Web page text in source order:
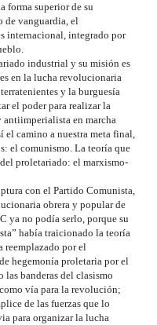
superior de su
de vanguardia, el
internacional, integrado por
industrial y su misión es
en la lucha revolucionaria
y la burguesía
el poder para realizar la
en marcha
camino a nuestra meta final,
el comunismo. La teoría que
proletariado: el marxismo-
con el Partido Comunista,
obrera y popular de
ya no podía serlo, porque su
había traicionado la teoría
por el
hegemonía proletaria por el
banderas del clasismo
vía para la revolución;
de las fuerzas que lo
para organizar la lucha